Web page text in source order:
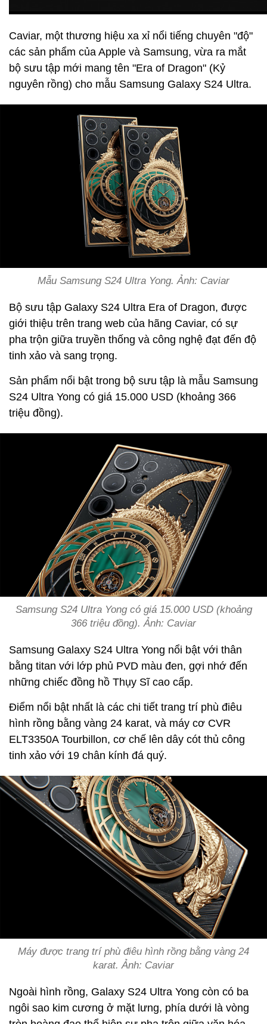
Caviar, một thương hiệu xa xỉ nổi tiếng chuyên "độ"
các sản phẩm của Apple và Samsung, vừa ra mắt
bộ sưu tập mới mang tên "Era of Dragon" (Kỷ
nguyên rồng) cho mẫu Samsung Galaxy S24 Ultra.
Mẫu Samsung S24 Ultra Yong. Ảnh: Caviar
Bộ sưu tập Galaxy S24 Ultra Era of Dragon, được
giới thiệu trên trang web của hãng Caviar, có sự
pha trộn giữa truyền thống và công nghệ đạt đến độ
tinh xảo và sang trọng.
Sản phẩm nổi bật trong bộ sưu tập là mẫu Samsung
S24 Ultra Yong có giá 15.000 USD (khoảng 366
triệu đồng).
Samsung S24 Ultra Yong có giá 15.000 USD (khoảng
366 triệu đồng). Ảnh: Caviar
Samsung Galaxy S24 Ultra Yong nổi bật với thân
bằng titan với lớp phủ PVD màu đen, gợi nhớ đến
những chiếc đồng hồ Thụy Sĩ cao cấp.
Điểm nổi bật nhất là các chi tiết trang trí phù điêu
hình rồng bằng vàng 24 karat, và máy cơ CVR
ELT3350A Tourbillon, cơ chế lên dây cót thủ công
tinh xảo với 19 chân kính đá quý.
Máy được trang trí phù điêu hình rồng bằng vàng 24
karat. Ảnh: Caviar
Ngoài hình rồng, Galaxy S24 Ultra Yong còn có ba
ngôi sao kim cương ở mặt lưng, phía dưới là vòng